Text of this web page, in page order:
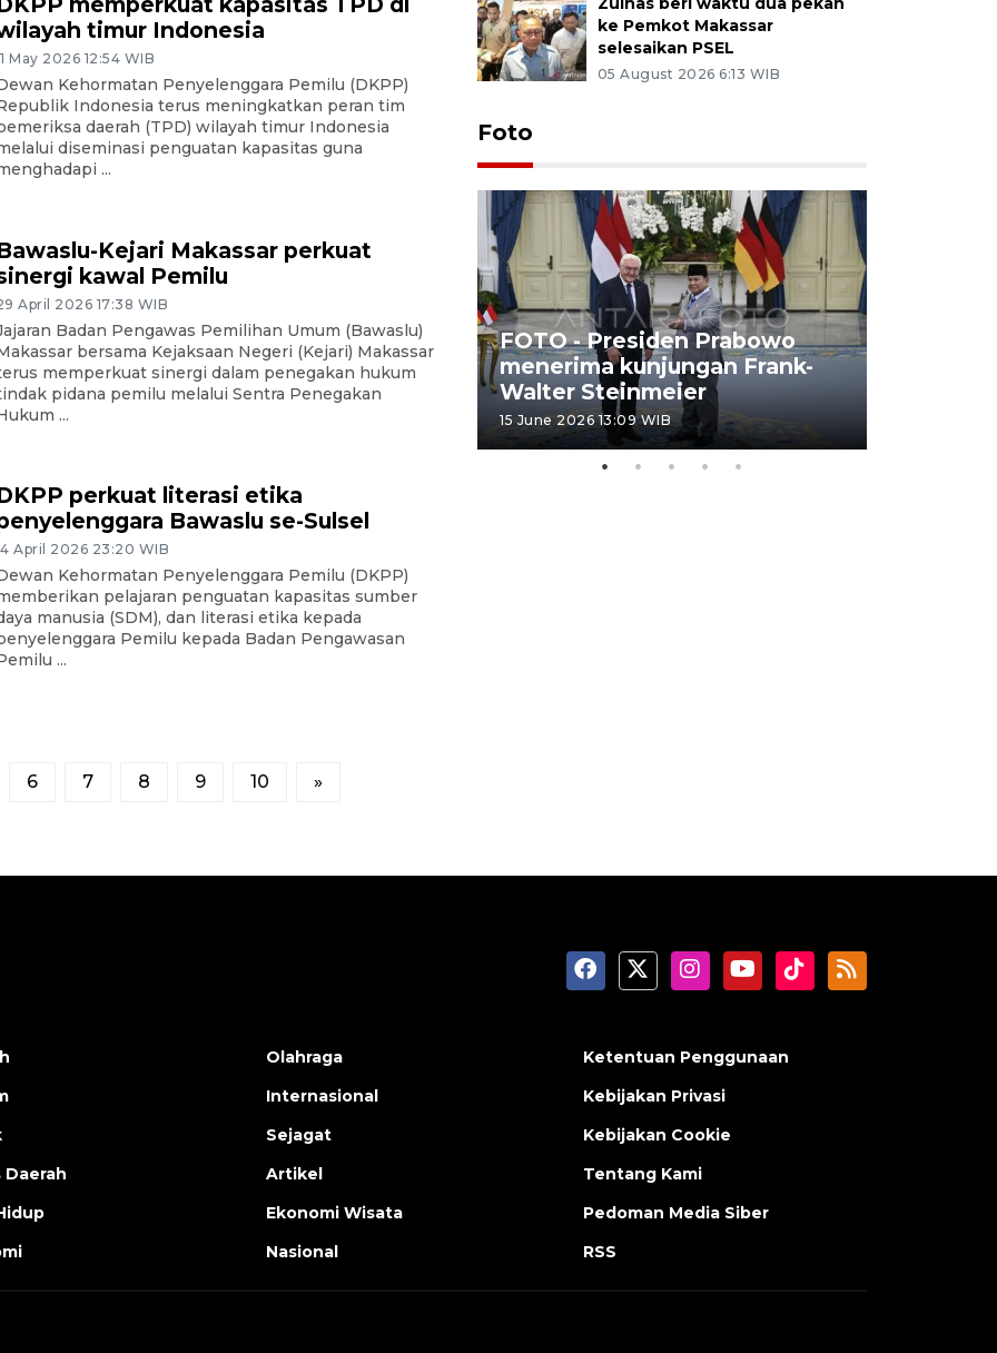
timur Indonesia
May 2026 12:54 WIB
Kehormatan Penyelenggara Pemilu (DKPP)
Indonesia terus meningkatkan peran tim
daerah (TPD) wilayah timur Indonesia
diseminasi penguatan kapasitas guna
...
Kejari Makassar perkuat
kawal Pemilu
April 2026 17:38 WIB
Badan Pengawas Pemilihan Umum (Bawaslu)
bersama Kejaksaan Negeri (Kejari) Makassar
memperkuat sinergi dalam penegakan hukum
pidana pemilu melalui Sentra Penegakan
...
perkuat literasi etika
Bawaslu se-Sulsel
April 2026 23:20 WIB
Kehormatan Penyelenggara Pemilu (DKPP)
pelajaran penguatan kapasitas sumber
manusia (SDM), dan literasi etika kepada
Pemilu kepada Badan Pengawasan
...
6 7 8 9 10 »
ke Pemkot Makassar
selesaikan PSEL
05 August 2026 6:13 WIB
Foto
FOTO - Kirab memperingati
HUT ke-80 Raja Keraton
Yogyakarta
FOTO - Presiden Prabowo
menerima kunjungan Frank-
Walter Steinmeier
15 June 2026 13:09 WIB
Olahraga
Internasional
Sejagat
Artikel
Ekonomi Wisata
Nasional
Ketentuan Penggunaan
Kebijakan Privasi
Kebijakan Cookie
Tentang Kami
Pedoman Media Siber
RSS